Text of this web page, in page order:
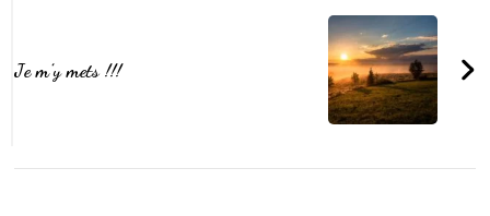
Je m’y mets !!!